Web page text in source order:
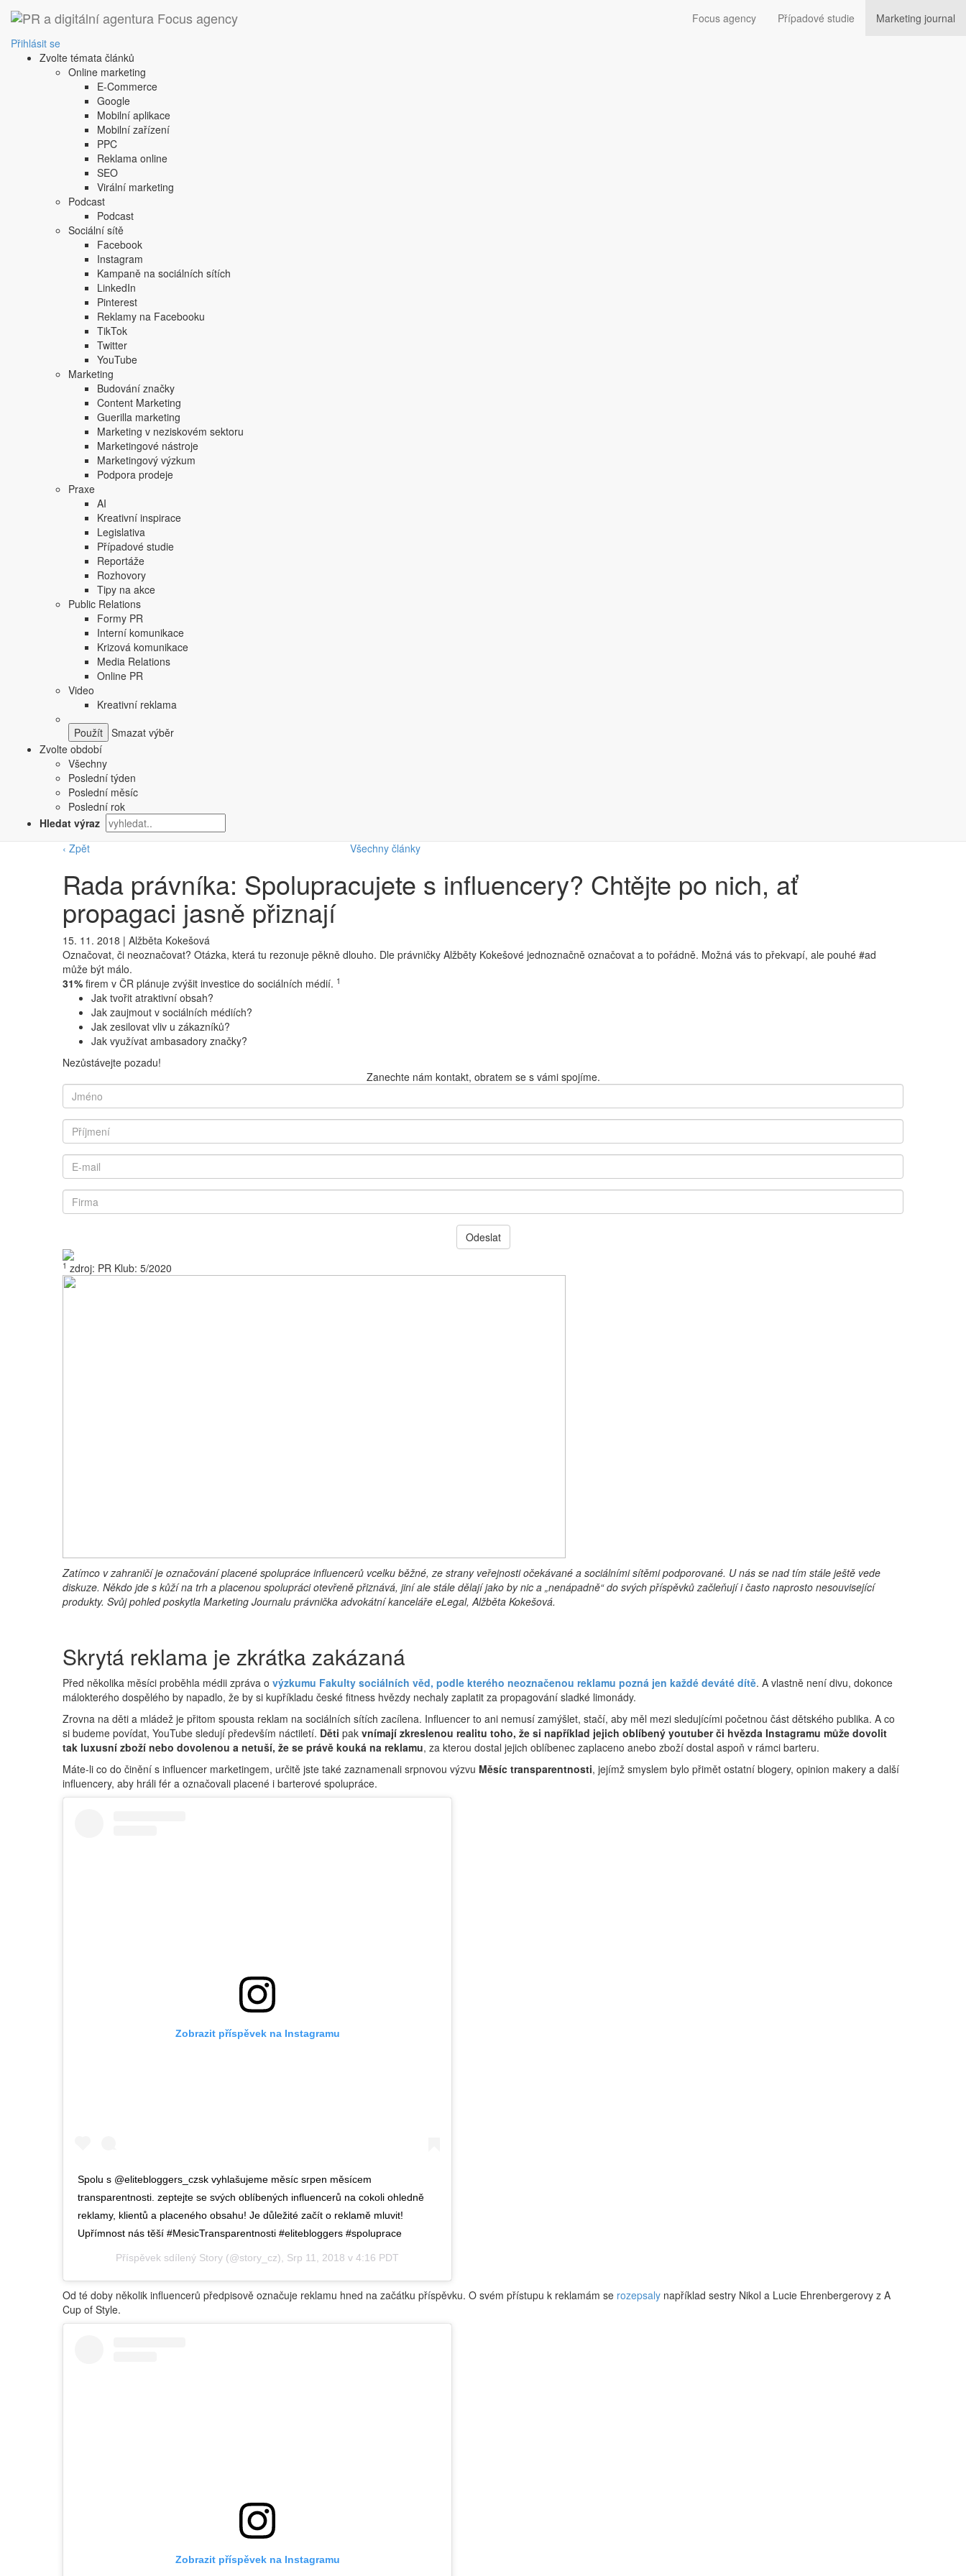
Focus agency Případové studie
Marketing journal
Přihlásit se
Zvolte témata článků
Online marketing
E-Commerce
Google
Mobilní aplikace
Mobilní zařízení
PPC
Reklama online
SEO
Virální marketing
Podcast
Podcast
Sociální sítě
Facebook
Instagram
Kampaně na sociálních sítích
LinkedIn
Pinterest
Reklamy na Facebooku
TikTok
Twitter
YouTube
Marketing
Budování značky
Content Marketing
Guerilla marketing
Marketing v neziskovém sektoru
Marketingové nástroje
Marketingový výzkum
Podpora prodeje
Praxe
AI
Kreativní inspirace
Legislativa
Případové studie
Reportáže
Rozhovory
Tipy na akce
Public Relations
Formy PR
Interní komunikace
Krizová komunikace
Media Relations
Online PR
Video
Kreativní reklama
Smazat výběr
Zvolte období
Všechny
Poslední týden
Poslední měsíc
Poslední rok
Hledat výraz
‹ Zpět
Všechny články
Rada právníka: Spolupracujete s influencery? Chtějte po nich, ať
propagaci jasně přiznají
15. 11. 2018 | Alžběta Kokešová
Označovat, či neoznačovat? Otázka, která tu rezonuje pěkně dlouho. Dle právničky Alžběty Kokešové jednoznačně označovat a to pořádně. Možná vás to překvapí, ale pouhé #ad
může být málo.
31% firem v ČR plánuje zvýšit investice do sociálních médií. 1
Jak tvořit atraktivní obsah?
Jak zaujmout v sociálních médiích?
Jak zesilovat vliv u zákazníků?
Jak využívat ambasadory značky?
Nezůstávejte pozadu!
Zanechte nám kontakt, obratem se s vámi spojíme.
Odeslat
1 zdroj: PR Klub: 5/2020
Zatímco v zahraničí je označování placené spolupráce influencerů vcelku běžné, ze strany veřejnosti očekávané a sociálními sítěmi podporované. U nás se nad tím stále ještě vede
diskuze. Někdo jde s kůží na trh a placenou spolupráci otevřeně přiznává, jiní ale stále dělají jako by nic a „nenápadně“ do svých příspěvků začleňují i často naprosto nesouvisející
produkty. Svůj pohled poskytla Marketing Journalu právnička advokátní kanceláře eLegal, Alžběta Kokešová.
Skrytá reklama je zkrátka zakázaná
Před několika měsíci proběhla médii zpráva o výzkumu Fakulty sociálních věd, podle kterého neoznačenou reklamu pozná jen každé deváté dítě. A vlastně není divu, dokonce
málokterého dospělého by napadlo, že by si kupříkladu české fitness hvězdy nechaly zaplatit za propagování sladké limonády.
Zrovna na děti a mládež je přitom spousta reklam na sociálních sítích zacílena. Influencer to ani nemusí zamýšlet, stačí, aby měl mezi sledujícími početnou část dětského publika. A co
si budeme povídat, YouTube sledují především náctiletí. Děti pak vnímají zkreslenou realitu toho, že si například jejich oblíbený youtuber či hvězda Instagramu může dovolit
tak luxusní zboží nebo dovolenou a netuší, že se právě kouká na reklamu, za kterou dostal jejich oblíbenec zaplaceno anebo zboží dostal aspoň v rámci barteru.
Máte-li co do činění s influencer marketingem, určitě jste také zaznamenali srpnovou výzvu Měsíc transparentnosti, jejímž smyslem bylo přimět ostatní blogery, opinion makery a další
influencery, aby hráli fér a označovali placené i barterové spolupráce.
Zobrazit příspěvek na Instagramu
Spolu s @elitebloggers_czsk vyhlašujeme měsíc srpen měsícem
transparentnosti. zeptejte se svých oblíbených influencerů na cokoli ohledně
reklamy, klientů a placeného obsahu! Je důležité začít o reklamě mluvit!
Upřímnost nás těší #MesicTransparentnosti #elitebloggers #spoluprace
Příspěvek sdílený Story (@story_cz), Srp 11, 2018 v 4:16 PDT
Od té doby několik influencerů předpisově označuje reklamu hned na začátku příspěvku. O svém přístupu k reklamám se rozepsaly například sestry Nikol a Lucie Ehrenbergerovy z A
Cup of Style.
Zobrazit příspěvek na Instagramu